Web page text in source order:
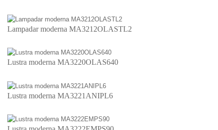
Lampadar moderna MA3212OLASTL2
Lustra moderna MA3220OLAS640
Lustra moderna MA3221ANIPL6